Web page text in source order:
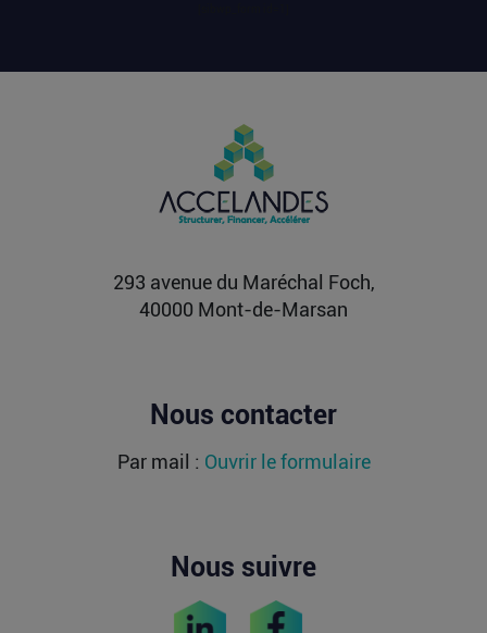
de l’argent dans une sortie à 2,25
milliards de dollars ?
Après avoir levé près de 1,4 milliard de dollars et
atteint une valorisation de 11,7 milliards fin
Lire la suite293 avenue du Maréchal Foch,
40000 Mont-de-Marsan
Nous contacter
Par mail : Ouvrir le formulaire
Nous suivre